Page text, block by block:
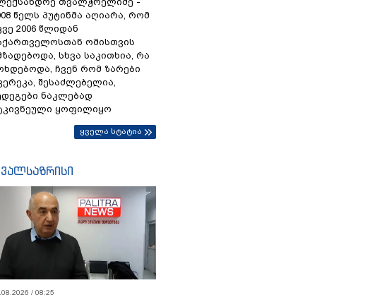
წელს პუტინმა აღიარა, რომ
2006 წლიდან
ომისთვის
სხვა საკითხია, რა
ჩვენ რომ ზარები
შესაძლებელია,
ნაკლებად
ყოფილიყო
ყველა სტატია
/ 08:25